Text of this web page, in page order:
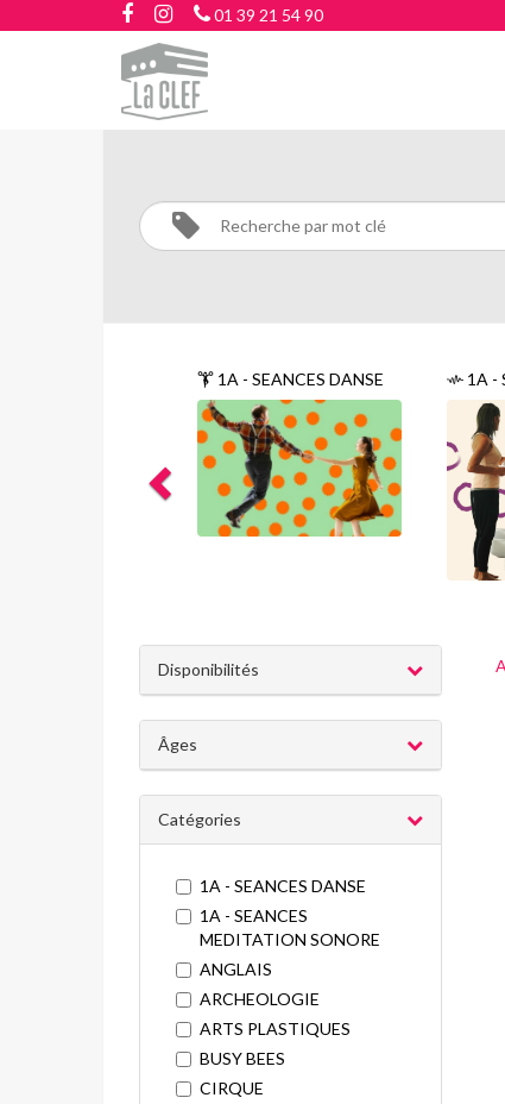
01 39 21 54 90
1A
-
Activités
EMAILLAGE
1A - SEANCES DANSE 1A -
Disponibilités
Âges
Catégories
1A - SEANCES DANSE
1A - SEANCES
MEDITATION SONORE
ANGLAIS
ARCHEOLOGIE
ARTS PLASTIQUES
BUSY BEES
CIRQUE